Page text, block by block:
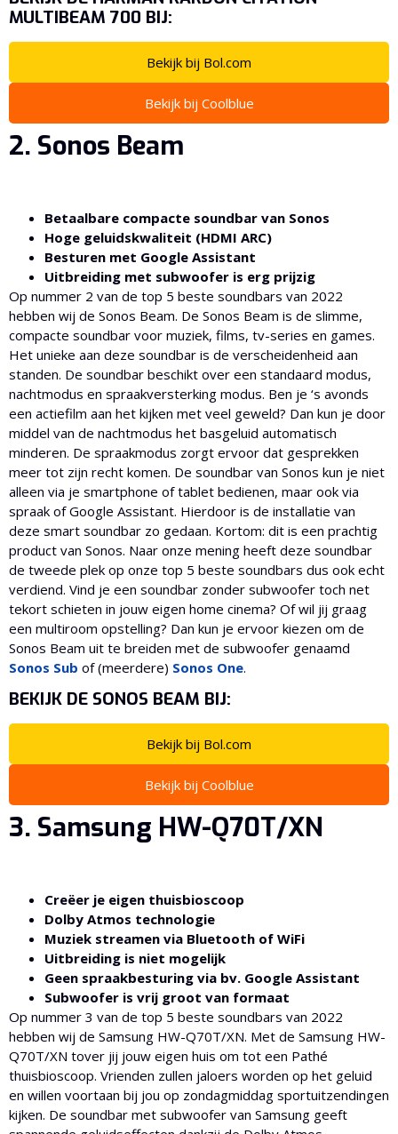
MULTIBEAM 700 BIJ:
Bekijk bij Bol.com
Bekijk bij Coolblue
2. Sonos Beam
Betaalbare compacte soundbar van Sonos
Hoge geluidskwaliteit (HDMI ARC)
Besturen met Google Assistant
Uitbreiding met subwoofer is erg prijzig
Op nummer 2 van de top 5 beste soundbars van 2022
hebben wij de Sonos Beam. De Sonos Beam is de slimme,
compacte soundbar voor muziek, films, tv-series en games.
Het unieke aan deze soundbar is de verscheidenheid aan
standen. De soundbar beschikt over een standaard modus,
nachtmodus en spraakversterking modus. Ben je ‘s avonds
een actiefilm aan het kijken met veel geweld? Dan kun je door
middel van de nachtmodus het basgeluid automatisch
minderen. De spraakmodus zorgt ervoor dat gesprekken
meer tot zijn recht komen. De soundbar van Sonos kun je niet
alleen via je smartphone of tablet bedienen, maar ook via
spraak of Google Assistant. Hierdoor is de installatie van
deze smart soundbar zo gedaan. Kortom: dit is een prachtig
product van Sonos. Naar onze mening heeft deze soundbar
de tweede plek op onze top 5 beste soundbars dus ook echt
verdiend. Vind je een soundbar zonder subwoofer toch net
tekort schieten in jouw eigen home cinema? Of wil jij graag
een multiroom opstelling? Dan kun je ervoor kiezen om de
Sonos Beam uit te breiden met de subwoofer genaamd
Sonos Sub of (meerdere) Sonos One.
BEKIJK DE SONOS BEAM BIJ:
Bekijk bij Bol.com
Bekijk bij Coolblue
3. Samsung HW-Q70T/XN
Creëer je eigen thuisbioscoop
Dolby Atmos technologie
Muziek streamen via Bluetooth of WiFi
Uitbreiding is niet mogelijk
Geen spraakbesturing via bv. Google Assistant
Subwoofer is vrij groot van formaat
Op nummer 3 van de top 5 beste soundbars van 2022
hebben wij de Samsung HW-Q70T/XN. Met de Samsung HW-
Q70T/XN tover jij jouw eigen huis om tot een Pathé
thuisbioscoop. Vrienden zullen jaloers worden op het geluid
en willen voortaan bij jou op zondagmiddag sportuitzendingen
kijken. De soundbar met subwoofer van Samsung geeft